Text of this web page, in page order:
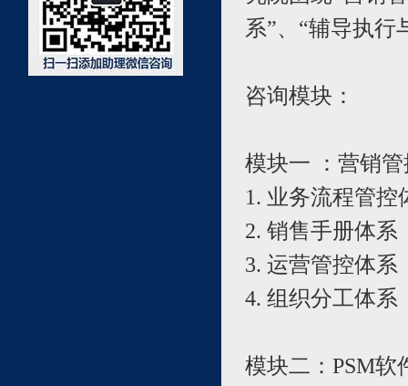
系”、“辅导执行
咨询模块：
模块一 ：营销
1. 业务流程管
2. 销售手册体系
3. 运营管控体系
4. 组织分工体系
模块二：PSM软